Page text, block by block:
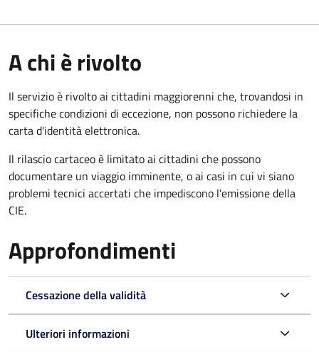
A chi è rivolto
Il servizio è rivolto ai cittadini maggiorenni che, trovandosi in
specifiche condizioni di eccezione, non possono richiedere la
carta d'identità elettronica.
Il rilascio cartaceo è limitato ai cittadini che possono
documentare un viaggio imminente, o ai casi in cui vi siano
problemi tecnici accertati che impediscono l'emissione della
CIE.
Approfondimenti
Cessazione della validità
Ulteriori informazioni